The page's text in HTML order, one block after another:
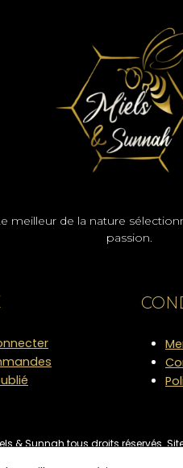
meilleur de la nature
passion.
& Sunnah tous droits réservés.